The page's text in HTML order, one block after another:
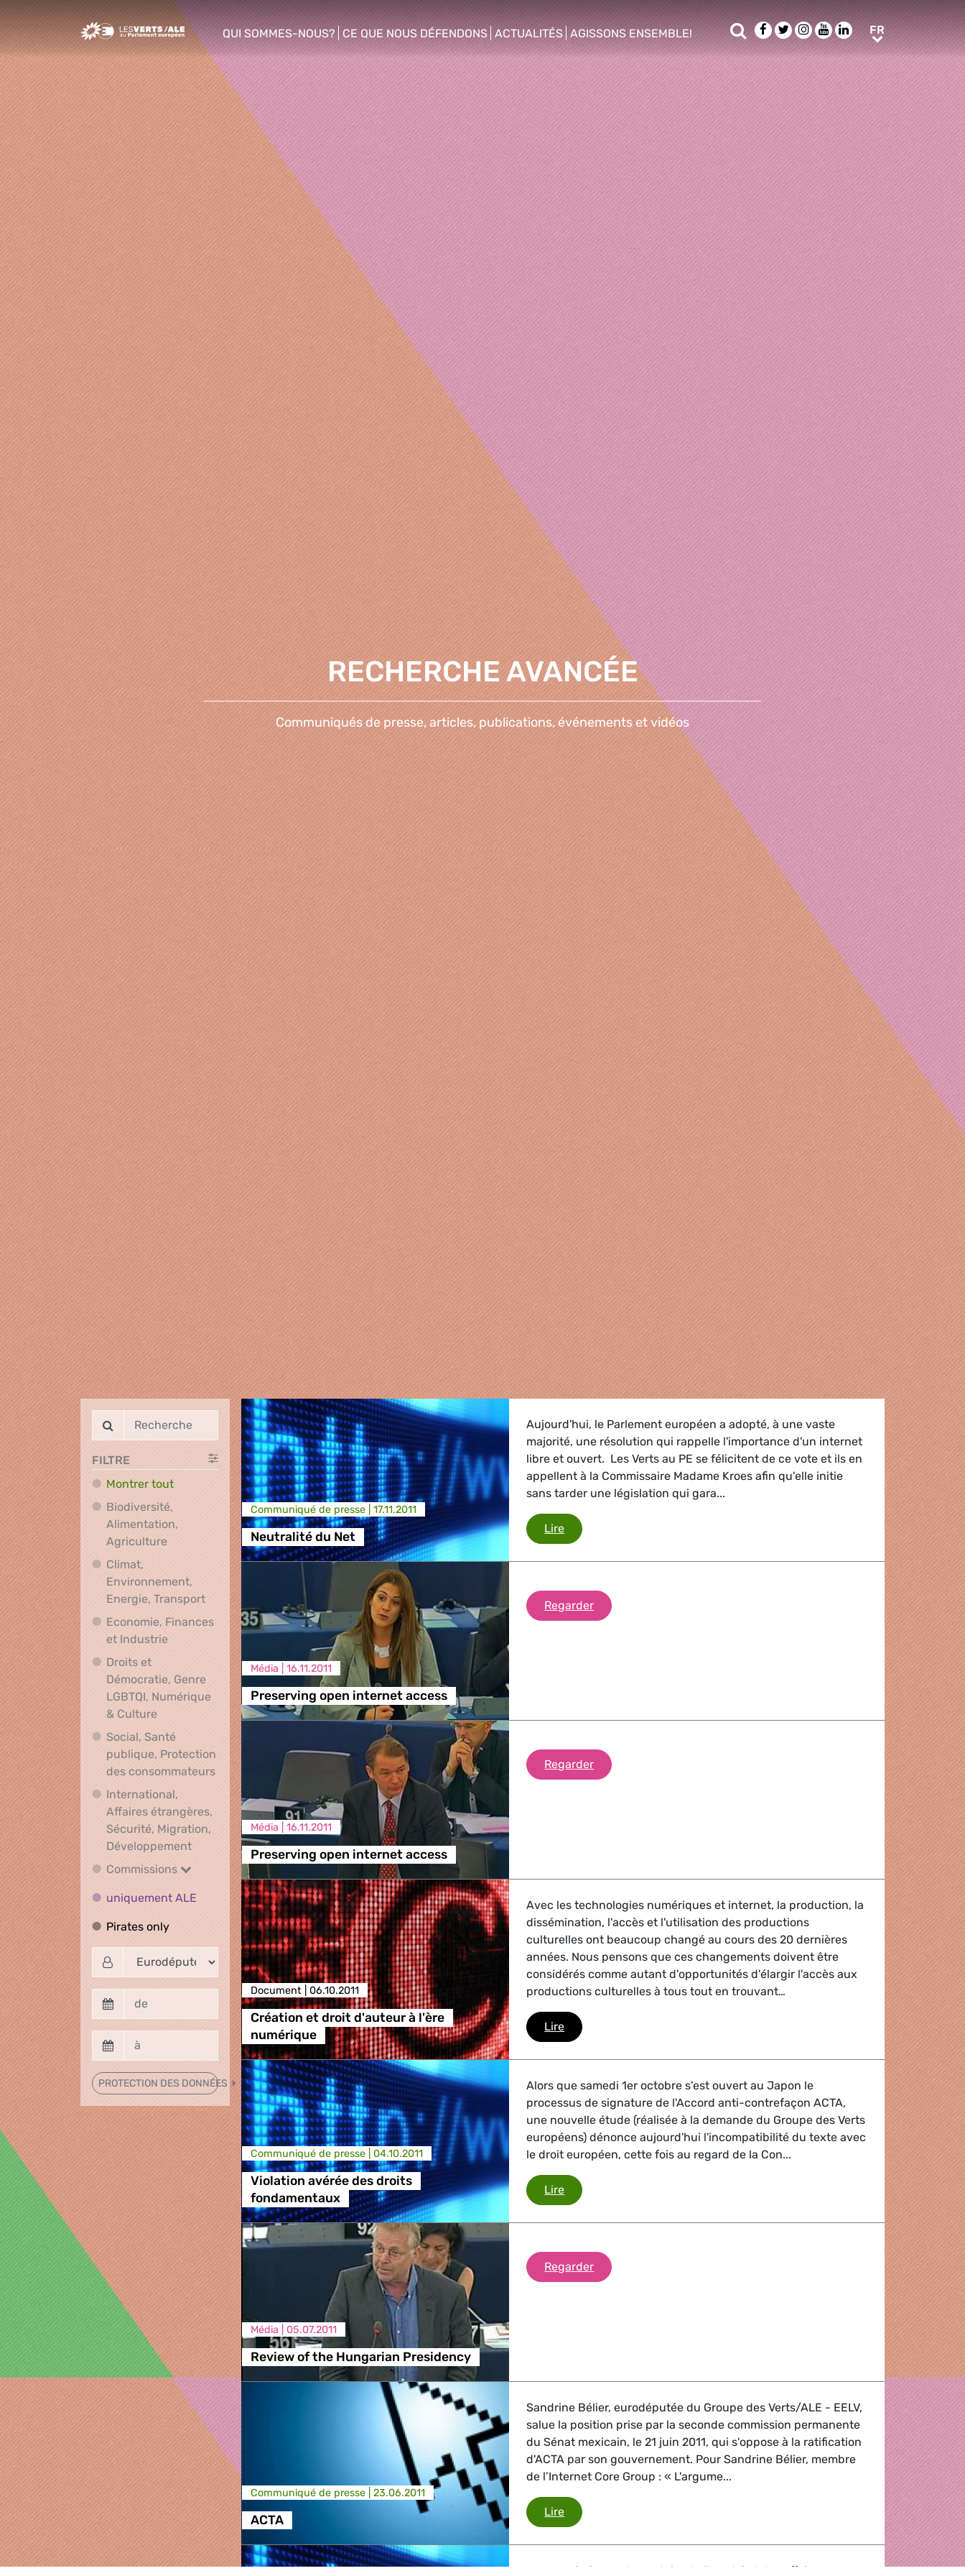
Greens/EFA Home
QUI SOMMES-NOUS?
show/hide sub menu
CE QUE NOUS DÉFENDONS
show/hide sub menu
ACTUALITÉS
show/hide sub menu
AGISSONS ENSEMBLE!
show/hide sub menu
Rechercher
Facebook
TwitterInstagram
YoutubeLinkedIn
FR FR
RECHERCHE AVANCÉE
Communiqués de presse, articles, publications, événements et vidéos
FILTRE
Montrer tout
Biodiversité,
Alimentation,
AgricultureBiodiversité, Alimentation, Agriculture
Climat,
Environnement,
Energie, TransportClimat, Environnement, Energie, Transport
Economie, Finances
et IndustrieEconomie, Finances et Industrie
Droits et
Démocratie, Genre
LGBTQI, Numérique
& Culture Droits et Démocratie, Genre LGBTQI, Numérique & Culture
Social, Santé
publique, Protection
des consommateursSocial, Santé publique, Protection des consommateurs
International,
Affaires étrangères,
Sécurité, Migration,
DéveloppementInternational, Affaires étrangères, Sécurité, Migration, Développement
Commissions
Commissions
uniquement ALE uniquement ALE
Pirates onlyPirates only
PROTECTION DES DONNÉES
Communiqué de presse | 17.11.2011
Neutralité du Net
Aujourd'hui, le Parlement européen a adopté, à une vaste
majorité, une résolution qui rappelle l'importance d'un internet
libre et ouvert. Les Verts au PE se félicitent de ce vote et ils en
appellent à la Commissaire Madame Kroes afin qu'elle initie
sans tarder une législation qui gara...
LireNeutralité du Net
Média | 16.11.2011
Preserving open internet access
RegarderPreserving open internet access
Média | 16.11.2011
Preserving open internet access
RegarderPreserving open internet access
Document | 06.10.2011
Création et droit d'auteur à l'ère
numérique
Avec les technologies numériques et internet, la production, la
dissémination, l'accès et l'utilisation des productions
culturelles ont beaucoup changé au cours des 20 dernières
années. Nous pensons que ces changements doivent être
considérés comme autant d'opportunités d'élargir l'accès aux
productions culturelles à tous tout en trouvant…
LireCréation et droit d'auteur à l'ère numérique
Communiqué de presse | 04.10.2011
Violation avérée des droits
fondamentaux
Alors que samedi 1er octobre s'est ouvert au Japon le
processus de signature de l'Accord anti-contrefaçon ACTA,
une nouvelle étude (réalisée à la demande du Groupe des Verts
européens) dénonce aujourd'hui l'incompatibilité du texte avec
le droit européen, cette fois au regard de la Con...
LireViolation avérée des droits fondamentaux
Média | 05.07.2011
Review of the Hungarian Presidency
RegarderReview of the Hungarian Presidency
Communiqué de presse | 23.06.2011
ACTA
Sandrine Bélier, eurodéputée du Groupe des Verts/ALE - EELV,
salue la position prise par la seconde commission permanente
du Sénat mexicain, le 21 juin 2011, qui s'oppose à la ratification
d'ACTA par son gouvernement. Pour Sandrine Bélier, membre
de l’Internet Core Group : « L'argume...
LireACTA
La commission parlementaire de l'emploi et des affaires